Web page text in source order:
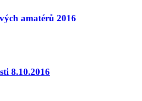
amatérů 2016
8.10.2016